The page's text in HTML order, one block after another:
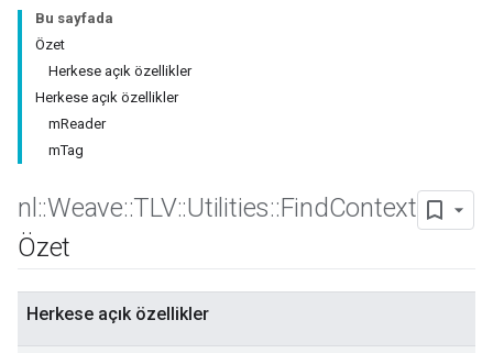
Bu sayfada
Özet
Herkese açık özellikler
Herkese açık özellikler
mReader
mTag
nl ::Weave::TLV::Utilities::FindContext
Özet
Herkese açık özellikler